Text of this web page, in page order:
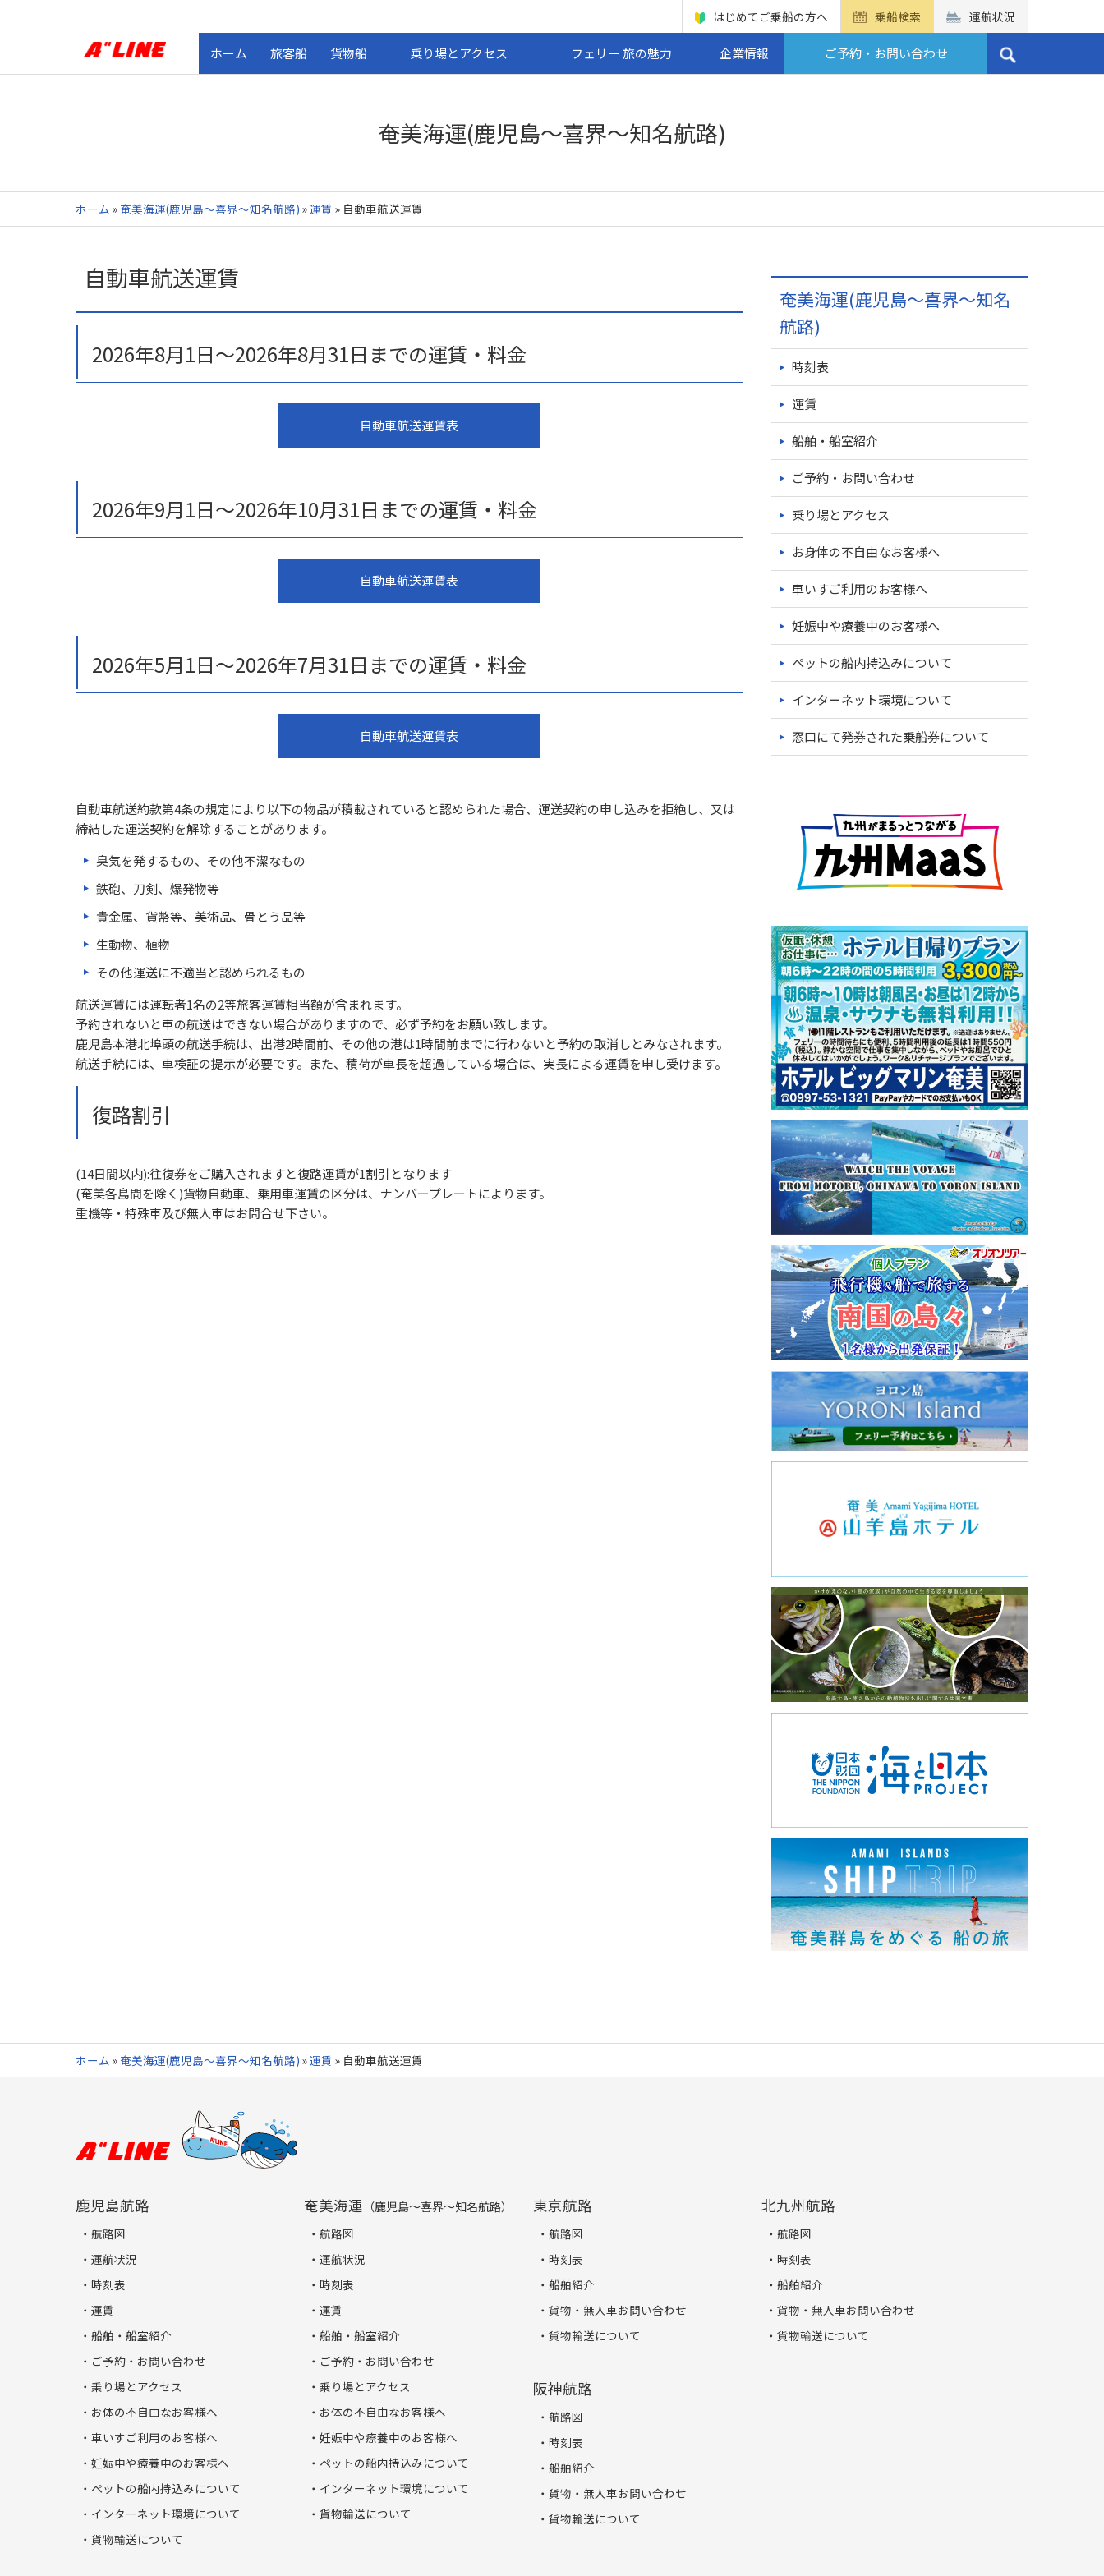
はじめてご乗船の方へ 乗船検索 運航状況
ホーム 旅客船 貨物船 乗り場とアクセス フェリー 旅の魅力 企業情報 ご予約・お問い合わせ
奄美海運(鹿児島～喜界～知名航路)
ホーム » 奄美海運(鹿児島～喜界～知名航路) »運賃 » 自動車航送運賃
自動車航送運賃
2026年8月1日～2026年8月31日までの運賃・料金
自動車航送運賃表
2026年9月1日～2026年10月31日までの運賃・料金
自動車航送運賃表
2026年5月1日～2026年7月31日までの運賃・料金
自動車航送運賃表
自動車航送約款第4条の規定により以下の物品が積載されていると認められた場合、運送契約の申し込みを拒絶し、又は
締結した運送契約を解除することがあります。
臭気を発するもの、その他不潔なもの
鉄砲、刀剣、爆発物等
貴金属、貨幣等、美術品、骨とう品等
生動物、植物
その他運送に不適当と認められるもの
航送運賃には運転者1名の2等旅客運賃相当額が含まれます。
予約されないと車の航送はできない場合がありますので、必ず予約をお願い致します。
鹿児島本港北埠頭の航送手続は、出港2時間前、その他の港は1時間前までに行わないと予約の取消しとみなされます。
航送手続には、車検証の提示が必要です。また、積荷が車長を超過している場合は、実長による運賃を申し受けます。
復路割引
(14日間以内):往復券をご購入されますと復路運賃が1割引となります
(奄美各島間を除く)貨物自動車、乗用車運賃の区分は、ナンバープレートによります。
重機等・特殊車及び無人車はお問合せ下さい。
奄美海運(鹿児島～喜界～知名
航路)
時刻表
運賃
船舶・船室紹介
ご予約・お問い合わせ
乗り場とアクセス
お身体の不自由なお客様へ
車いすご利用のお客様へ
妊娠中や療養中のお客様へ
ペットの船内持込みについて
インターネット環境について
窓口にて発券された乗船券について
ホーム » 奄美海運(鹿児島～喜界～知名航路) »運賃 » 自動車航送運賃
鹿児島航路
航路図
運航状況
時刻表
運賃
船舶・船室紹介
ご予約・お問い合わせ
乗り場とアクセス
お体の不自由なお客様へ
車いすご利用のお客様へ
妊娠中や療養中のお客様へ
ペットの船内持込みについて
インターネット環境について
貨物輸送について
奄美海運 （鹿児島～喜界～知名航路）
航路図
運航状況
時刻表
運賃
船舶・船室紹介
ご予約・お問い合わせ
乗り場とアクセス
お体の不自由なお客様へ
妊娠中や療養中のお客様へ
ペットの船内持込みについて
インターネット環境について
貨物輸送について
東京航路
航路図
時刻表
船舶紹介
貨物・無人車お問い合わせ
貨物輸送について
阪神航路
航路図
時刻表
船舶紹介
貨物・無人車お問い合わせ
貨物輸送について
北九州航路
航路図
時刻表
船舶紹介
貨物・無人車お問い合わせ
貨物輸送について